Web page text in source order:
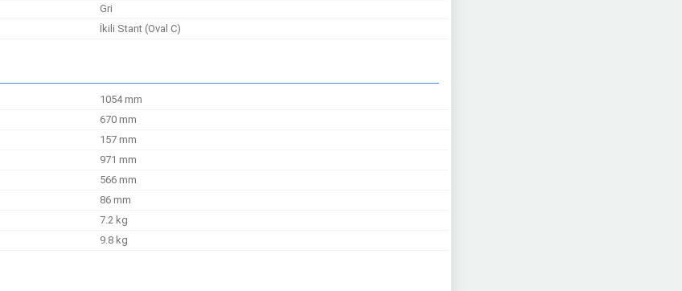
Gri
İkili Stant (Oval C)
1054 mm
670 mm
157 mm
971 mm
566 mm
86 mm
7.2 kg
9.8 kg